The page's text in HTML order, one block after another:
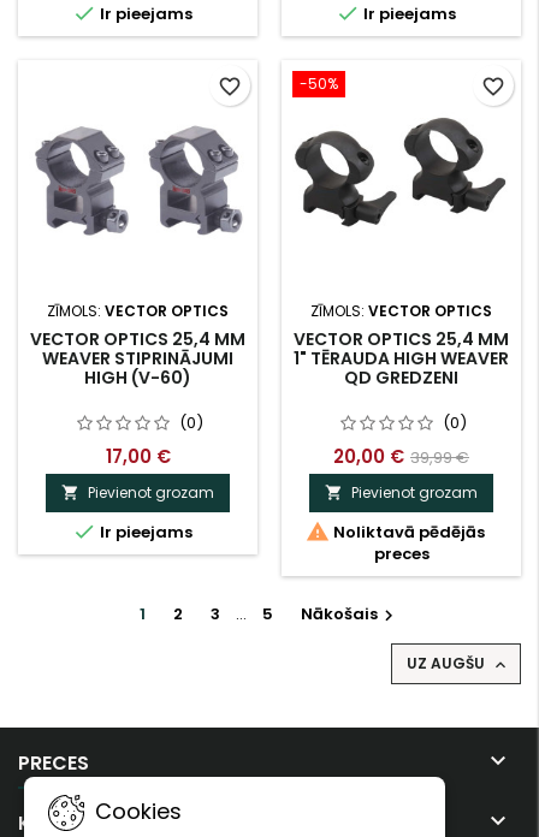
 Ir pieejams  Ir pieejams
ZĪMOLS: VECTOR OPTICS
VECTOR OPTICS 25,4 MM
WEAVER STIPRINĀJUMI
HIGH (V-60)
(0)
17,00 €
 Pievienot grozam
 Ir pieejams
favorite_border -50%
ZĪMOLS: VECTOR OPTICS
VECTOR OPTICS 25,4 MM
1" TĒRAUDA HIGH WEAVER
QD GREDZENI
(0)
20,00 € 39,99 €
 Pievienot grozam
 Noliktavā pēdējās
preces
favorite_border
1 2 3 … 5 Nākošais 
UZ AUGŠU 
PRECES 
KOMPĀNIJA 
Cookies